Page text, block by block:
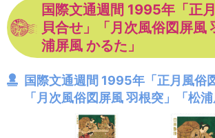
国際文通週間 1995年「正
貝合せ」「月次風俗図屏風
浦屏風 かるた」
国際文通週間 1995年「正月風俗
「月次風俗図屏風 羽根突」「松浦